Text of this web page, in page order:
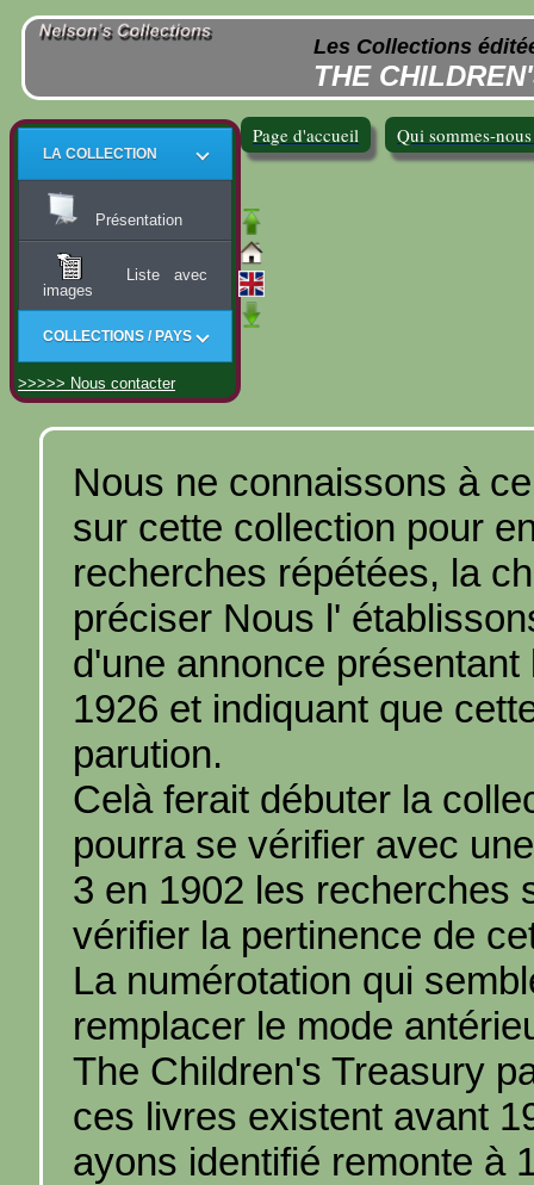
Les Collections
THE
LA COLLECTION
Présentation
Liste avec
images
COLLECTIONS / PAYS
>>>>> Nous contacter
Nous ne connaissons à
sur cette collection pour
recherches répétées, la
préciser Nous l'
d'une annonce
1926 et indiquant que
parution.
Celà ferait débuter la
pourra se vérifier avec
3 en 1902 les recherches
vérifier la pertinence de
La numérotation qui
remplacer le mode
The Children's Treasury
ces livres existent avant
ayons identifié remonte à
Page d'accueil Qui sommes-